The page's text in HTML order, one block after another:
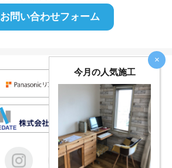
×
今月の人気施工
お問い合わせフォーム